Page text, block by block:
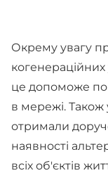
Окрему увагу
це допоможе
в мережі. Також
отримали
наявності
всіх об'єктів